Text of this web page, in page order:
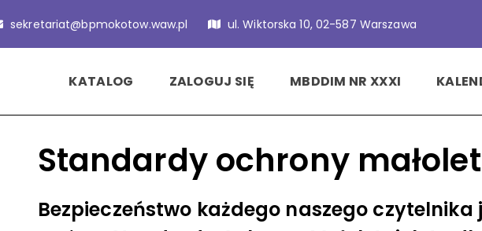
sekretariat@bpmokotow.waw.pl ul. Wiktorska 10, 02-587 Warszawa
KATALOG ZALOGUJ SIĘ MBDDIM NR XXXI
Standardy ochrony
Bezpieczeństwo każdego naszego czytelnika